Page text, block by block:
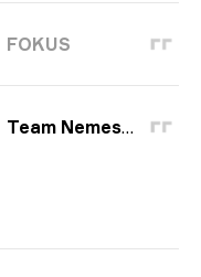
FOKUS
Team Nemesis